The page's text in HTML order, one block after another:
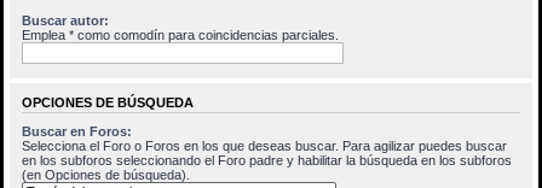
Buscar autor:
Emplea * como comodín para coincidencias parciales.
OPCIONES DE BÚSQUEDA
Buscar en Foros:
Selecciona el Foro o Foros en los que deseas buscar. Para agilizar puedes buscar
en los subforos seleccionando el Foro padre y habilitar la búsqueda en los subforos
(en Opciones de búsqueda).